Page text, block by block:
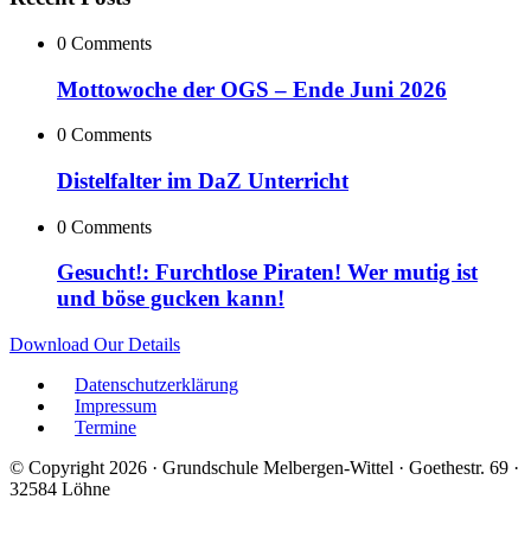
0 Comments
Mottowoche der OGS – Ende Juni 2026
0 Comments
Distelfalter im DaZ Unterricht
0 Comments
Gesucht!: Furchtlose Piraten! Wer mutig ist
und böse gucken kann!
Download Our Details
Datenschutzerklärung
Impressum
Termine
© Copyright 2026 · Grundschule Melbergen-Wittel · Goethestr. 69 ·
32584 Löhne